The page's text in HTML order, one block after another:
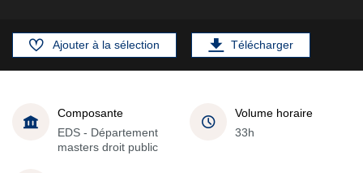
Ajouter à la sélection Télécharger
Composante
EDS - Département
masters droit public
Volume horaire
33h